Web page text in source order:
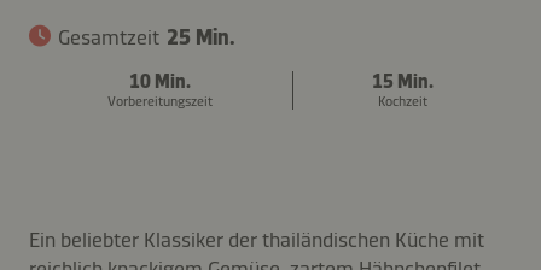
Gesamtzeit 25 Min.
10 Min.
Vorbereitungszeit
15 Min.
Kochzeit
Ein beliebter Klassiker der thailändischen Küche mit